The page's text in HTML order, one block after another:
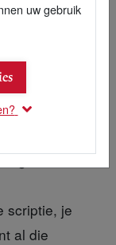
alle
tegen P+:
scriptie, je
al die
uw gebruik